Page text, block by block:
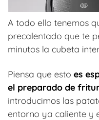
A todo ello tenemos
precalentado que te
minutos la cubeta
Piensa que esto es
el preparado de
introducimos las
entorno ya caliente y